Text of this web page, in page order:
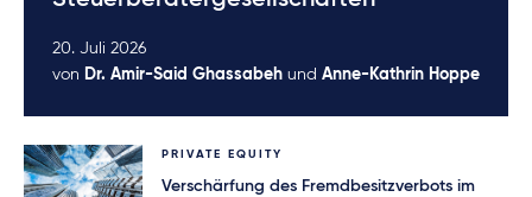
20. Juli 2026
von Dr. Amir-Said Ghassabeh und Anne-Kathrin Hoppe
PRIVATE EQUITY
Verschärfung des Fremdbesitzverbots im